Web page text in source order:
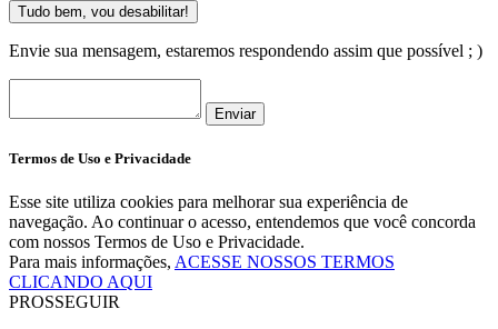
Tudo bem, vou desabilitar!
Envie sua mensagem, estaremos respondendo assim que possível ; )
Enviar
Termos de Uso e Privacidade
Esse site utiliza cookies para melhorar sua experiência de
navegação. Ao continuar o acesso, entendemos que você concorda
com nossos Termos de Uso e Privacidade.
Para mais informações, ACESSE NOSSOS TERMOS
CLICANDO AQUI
PROSSEGUIR